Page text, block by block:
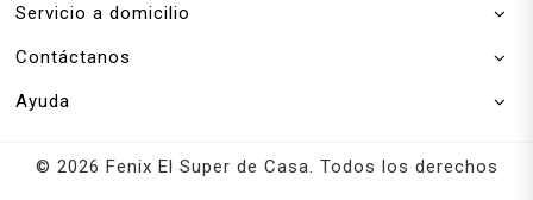
Servicio a domicilio
Contáctanos
Ayuda
© 2026 Fenix El Super de Casa. Todos los derechos